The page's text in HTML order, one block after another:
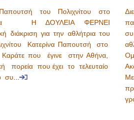
του Πολιχνίτου στο
Η ΔΟΥΛΕΙΑ ΦΕΡΝΕΙ
για την αθλήτρια του
Κατερίνα Παπουτσή στο
που έγινε στην Αθήνα,
πορεία που έχει το τελευταίο
συ...